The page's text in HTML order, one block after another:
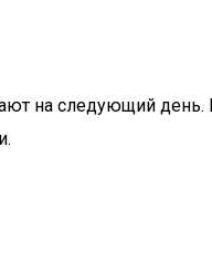
на следующий день.